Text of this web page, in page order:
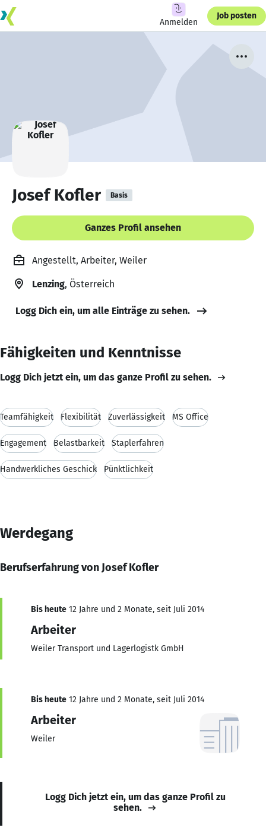
Anmelden
Job posten
Josef Kofler Basis
Ganzes Profil ansehen
Angestellt, Arbeiter, Weiler
Lenzing, Österreich
Logg Dich ein, um alle Einträge zu sehen.
Fähigkeiten und Kenntnisse
Logg Dich jetzt ein, um das ganze Profil zu sehen.
Teamfähigkeit Flexibilität Zuverlässigkeit MS Office
Engagement Belastbarkeit Staplerfahren
Handwerkliches Geschick Pünktlichkeit
Werdegang
Berufserfahrung von Josef Kofler
Bis heute 12 Jahre und 2 Monate, seit Juli 2014
Arbeiter
Weiler Transport und Lagerlogistk GmbH
Bis heute 12 Jahre und 2 Monate, seit Juli 2014
Arbeiter
Weiler
Logg Dich jetzt ein, um das ganze Profil zu
sehen.